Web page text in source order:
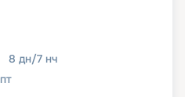
8 дн/7 нч
пт